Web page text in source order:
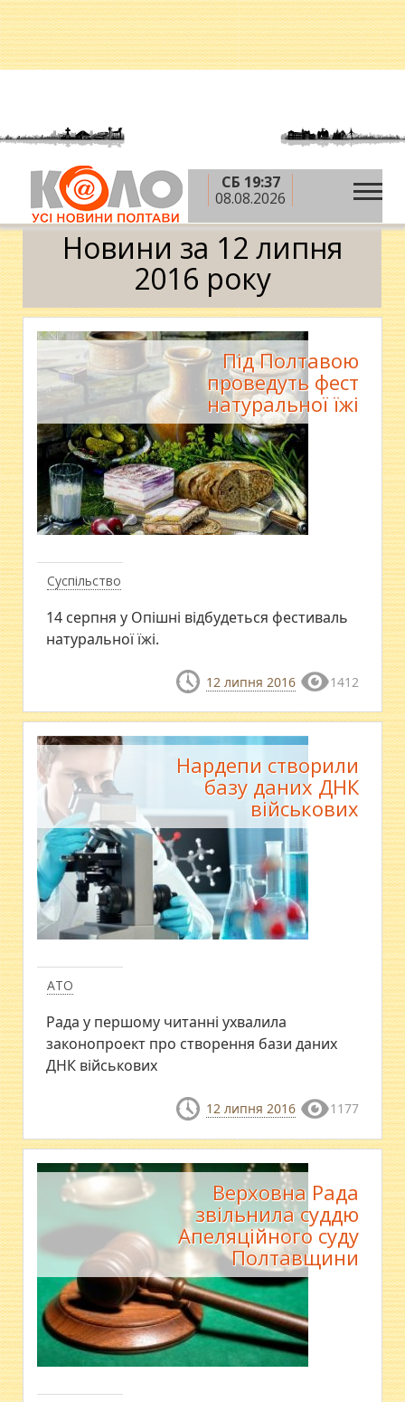
СБ 19:37
08.08.2026
Головна » 2016 рік » липень »12 липня
Календар
Новини за 12 липня
2016 року
Суспільство
Під Полтавою
проведуть фест
натуральної їжі
14 серпня у Опішні відбудеться фестиваль
натуральної їжі.
12 липня 2016 1412
АТО
Нардепи створили
базу даних ДНК
військових
Рада у першому читанні ухвалила
законопроект про створення бази даних
ДНК військових
12 липня 2016 1177
Верховна Рада
звільнила суддю
Апеляційного суду
Полтавщини